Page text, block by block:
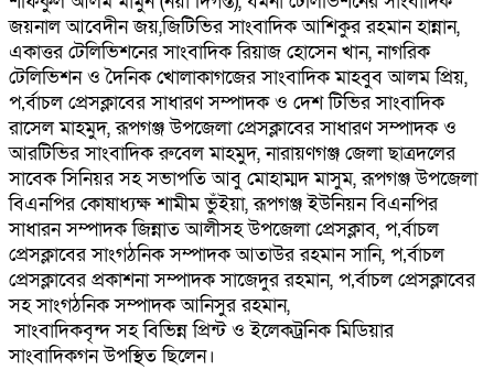
জয়নাল আবেদীন জয়,জিটিভির সাংবাদিক আশিকুর রহমান হান্নান,
একাত্তর টেলিভিশনের সাংবাদিক রিয়াজ হোসেন খান, নাগরিক
টেলিভিশন ও দৈনিক খোলাকাগজের সাংবাদিক মাহবুব আলম প্রিয়,
প‚র্বাচল প্রেসক্লাবের সাধারণ সম্পাদক ও দেশ টিভির সাংবাদিক
রাসেল মাহমুদ, রূপগঞ্জ উপজেলা প্রেসক্লাবের সাধারণ সম্পাদক ও
আরটিভির সাংবাদিক রুবেল মাহমুদ, নারায়ণগঞ্জ জেলা ছাত্রদলের
সাবেক সিনিয়র সহ সভাপতি আবু মোহাম্মদ মাসুম, রূপগঞ্জ উপজেলা
বিএনপির কোষাধ্যক্ষ শামীম ভুঁইয়া, রূপগঞ্জ ইউনিয়ন বিএনপির
সাধারন সম্পাদক জিন্নাত আলীসহ উপজেলা প্রেসক্লাব, প‚র্বাচল
প্রেসক্লাবের সাংগঠনিক সম্পাদক আতাউর রহমান সানি, প‚র্বাচল
প্রেসক্লাবের প্রকাশনা সম্পাদক সাজেদুর রহমান, প‚র্বাচল প্রেসক্লাবের
সহ সাংগঠনিক সম্পাদক আনিসুর রহমান,
সাংবাদিকবৃন্দ সহ বিভিন্ন প্রিন্ট ও ইলেকট্রনিক মিডিয়ার
সাংবাদিকগন উপস্থিত ছিলেন।